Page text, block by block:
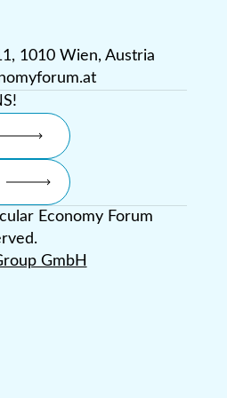
1010 Wien, Austria
Economy Forum
GmbH